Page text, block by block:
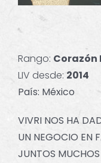
Rango:
LIV desde: 2014
País: México
VIVRI NOS HA
UN NEGOCIO EN
JUNTOS